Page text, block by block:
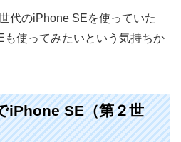
代のiPhone SEを使っていた
も使ってみたいという気持ちか
iPhone SE（第２世